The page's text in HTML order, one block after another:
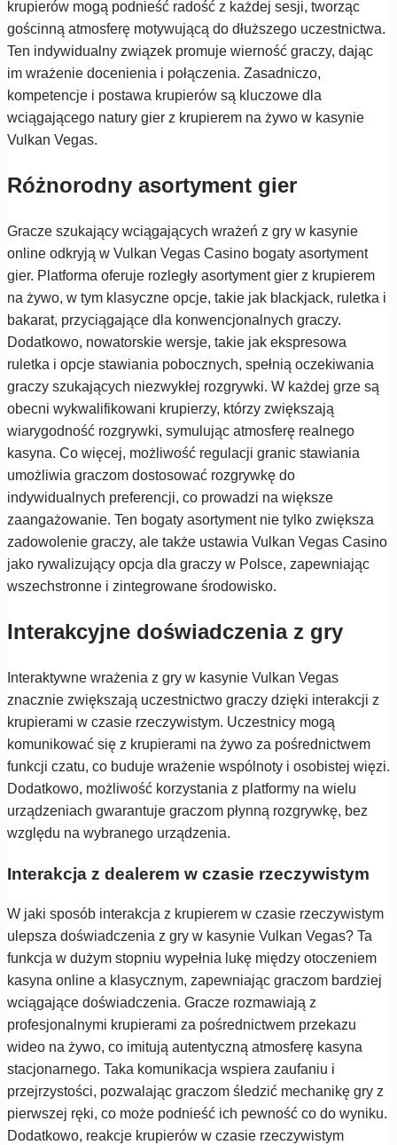
krupierów mogą podnieść radość z każdej sesji, tworząc
gościnną atmosferę motywującą do dłuższego uczestnictwa.
Ten indywidualny związek promuje wierność graczy, dając
im wrażenie docenienia i połączenia. Zasadniczo,
kompetencje i postawa krupierów są kluczowe dla
wciągającego natury gier z krupierem na żywo w kasynie
Vulkan Vegas.
Różnorodny asortyment gier
Gracze szukający wciągających wrażeń z gry w kasynie
online odkryją w Vulkan Vegas Casino bogaty asortyment
gier. Platforma oferuje rozległy asortyment gier z krupierem
na żywo, w tym klasyczne opcje, takie jak blackjack, ruletka i
bakarat, przyciągające dla konwencjonalnych graczy.
Dodatkowo, nowatorskie wersje, takie jak ekspresowa
ruletka i opcje stawiania pobocznych, spełnią oczekiwania
graczy szukających niezwykłej rozgrywki. W każdej grze są
obecni wykwalifikowani krupierzy, którzy zwiększają
wiarygodność rozgrywki, symulując atmosferę realnego
kasyna. Co więcej, możliwość regulacji granic stawiania
umożliwia graczom dostosować rozgrywkę do
indywidualnych preferencji, co prowadzi na większe
zaangażowanie. Ten bogaty asortyment nie tylko zwiększa
zadowolenie graczy, ale także ustawia Vulkan Vegas Casino
jako rywalizujący opcja dla graczy w Polsce, zapewniając
wszechstronne i zintegrowane środowisko.
Interakcyjne doświadczenia z gry
Interaktywne wrażenia z gry w kasynie Vulkan Vegas
znacznie zwiększają uczestnictwo graczy dzięki interakcji z
krupierami w czasie rzeczywistym. Uczestnicy mogą
komunikować się z krupierami na żywo za pośrednictwem
funkcji czatu, co buduje wrażenie wspólnoty i osobistej więzi.
Dodatkowo, możliwość korzystania z platformy na wielu
urządzeniach gwarantuje graczom płynną rozgrywkę, bez
względu na wybranego urządzenia.
Interakcja z dealerem w czasie rzeczywistym
W jaki sposób interakcja z krupierem w czasie rzeczywistym
ulepsza doświadczenia z gry w kasynie Vulkan Vegas? Ta
funkcja w dużym stopniu wypełnia lukę między otoczeniem
kasyna online a klasycznym, zapewniając graczom bardziej
wciągające doświadczenia. Gracze rozmawiają z
profesjonalnymi krupierami za pośrednictwem przekazu
wideo na żywo, co imitują autentyczną atmosferę kasyna
stacjonarnego. Taka komunikacja wspiera zaufaniu i
przejrzystości, pozwalając graczom śledzić mechanikę gry z
pierwszej ręki, co może podnieść ich pewność co do wyniku.
Dodatkowo, reakcje krupierów w czasie rzeczywistym